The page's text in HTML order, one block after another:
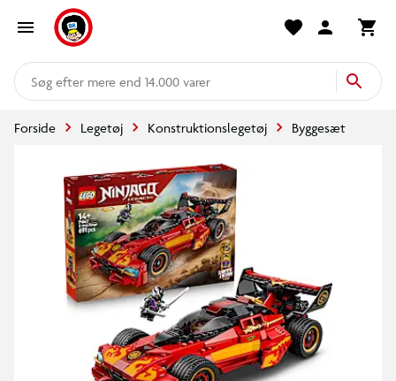
mere end 14.000 varer
Forside Legetøj Konstruktionslegetøj Byggesæt